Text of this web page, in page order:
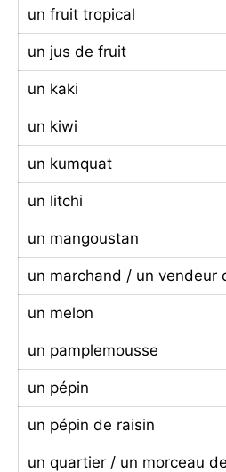
un fruit tropical
un jus de fruit
un kaki
un kiwi
un kumquat
un litchi
un mangoustan
un marchand / un vendeur
un melon
un pamplemousse
un pépin
un pépin de raisin
un quartier / un morceau